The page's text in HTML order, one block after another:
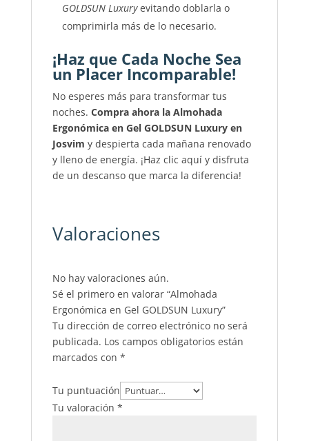
GOLDSUN Luxuryevitando doblarla o
comprimirla más de lo necesario.
¡Haz que Cada Noche Sea
un Placer Incomparable!
No esperes más para transformar tus
noches. Compra ahora la Almohada
Ergonómica en Gel GOLDSUN Luxury en
Josvim y despierta cada mañana renovado
y lleno de energía. ¡Haz clic aquí y disfruta
de un descanso que marca la diferencia!
Valoraciones
No hay valoraciones aún.
Sé el primero en valorar “Almohada
Ergonómica en Gel GOLDSUN Luxury”
Tu dirección de correo electrónico no será
publicada. Los campos obligatorios están
marcados con *
Tu puntuación
Tu valoración *